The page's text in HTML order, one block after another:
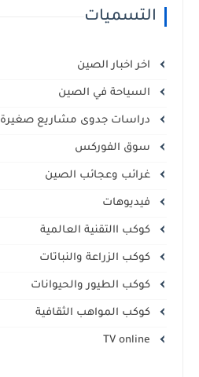
التسميات
اخر اخبار الصين
السياحة في الصين
دراسات جدوى مشاريع صغيرة
سوق الفوركس
غرائب وعجائب الصين
فيديوهات
كوكب االتقنية العالمية
كوكب الزراعة والنباتات
كوكب الطيور والحيوانات
كوكب المواهب الثقافية